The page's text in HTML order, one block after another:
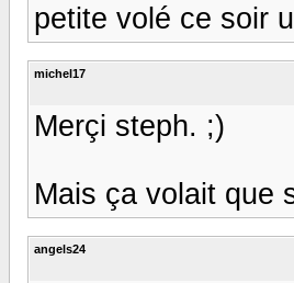
petite volé ce soir
michel17
Merçi steph. ;)
Mais ça volait que
angels24